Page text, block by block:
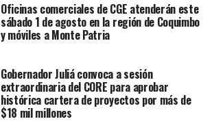
Oficinas comerciales de CGE atenderán este
sábado 1 de agosto en la región de Coquimbo
y móviles a Monte Patria
Gobernador Juliá convoca a sesión
extraordinaria del CORE para aprobar
histórica cartera de proyectos por más de
$18 mil millones